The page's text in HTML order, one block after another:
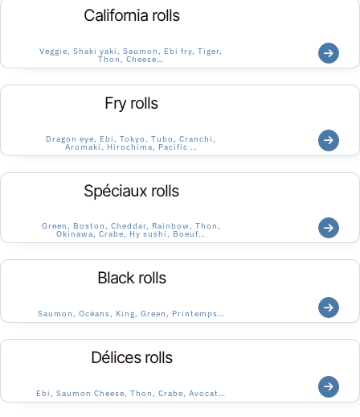
California rolls
Veggie, Shaki yaki, Saumon, Ebi fry, Tiger,
Thon, Cheese…
Fry rolls
Dragon eye, Ebi, Tokyo, Tubo, Cranchi,
Aromaki, Hirochima, Pacific …
Spéciaux rolls
Green, Boston, Cheddar, Rainbow, Thon,
Okinawa, Crabe, Hy sushi, Boeuf…
Black rolls
Saumon, Océans, King, Green, Printemps…
Délices rolls
Ebi, Saumon Cheese, Thon, Crabe, Avocat…